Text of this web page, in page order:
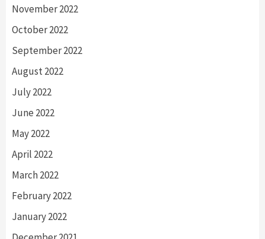
November 2022
October 2022
September 2022
August 2022
July 2022
June 2022
May 2022
April 2022
March 2022
February 2022
January 2022